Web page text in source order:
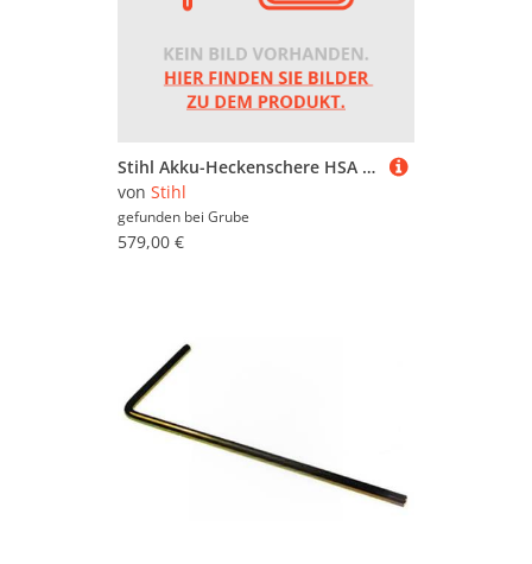
Stihl Akku-Heckenschere HSA 140 T ohne Akku und Ladegerät
von Stihl
gefunden bei Grube
579,00 €